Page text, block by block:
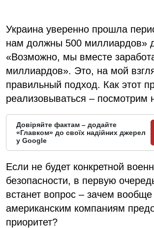
Украина уверенно прошла
нам должны 500 миллиардов»
«Возможно, мы вместе
миллиардов». Это, на мой
правильный подход. Как этот
реализовываться – посмотрим
Довіряйте фактам – додайте
«Главком» до своїх надійних джерел
у Google
Если не будет конкретной
безопасности, в первую
встанет вопрос – зачем вообще
американским компаниям
приоритет?